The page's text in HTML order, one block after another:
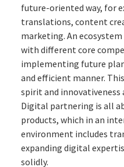
future-oriented way, for
translations, content
marketing. An
with different core
implementing future
and efficient manner.
spirit and innovativeness
Digital partnering is all
products, which in an
environment includes
expanding digital
solidly.